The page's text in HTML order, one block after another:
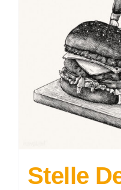
Stelle